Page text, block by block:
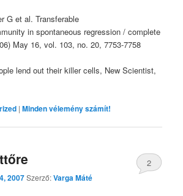
G et al. Transferable
in spontaneous regression / complete
May 16, vol. 103, no. 20, 7753-7758
lend out their killer cells, New Scientist,
|Minden vélemény számít!
2007Szerző:Varga Máté
2